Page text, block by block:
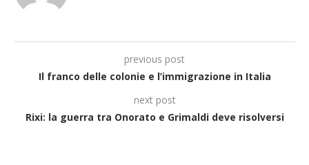
previous post
Il franco delle colonie e l’immigrazione in Italia
next post
Rixi: la guerra tra Onorato e Grimaldi deve risolversi